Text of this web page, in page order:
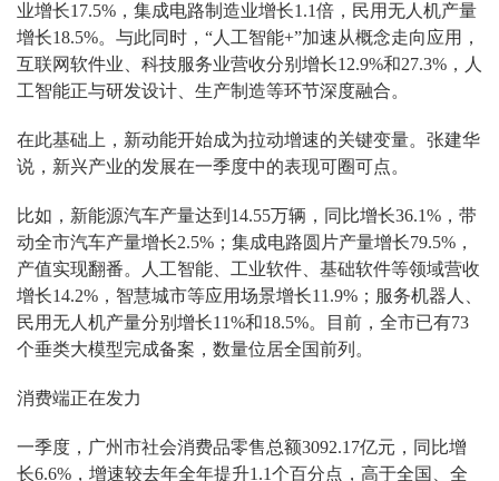
业增长17.5%，集成电路制造业增长1.1倍，民用无人机产量
增长18.5%。与此同时，“人工智能+”加速从概念走向应用，
互联网软件业、科技服务业营收分别增长12.9%和27.3%，人
工智能正与研发设计、生产制造等环节深度融合。
在此基础上，新动能开始成为拉动增速的关键变量。张建华
说，新兴产业的发展在一季度中的表现可圈可点。
比如，新能源汽车产量达到14.55万辆，同比增长36.1%，带
动全市汽车产量增长2.5%；集成电路圆片产量增长79.5%，
产值实现翻番。人工智能、工业软件、基础软件等领域营收
增长14.2%，智慧城市等应用场景增长11.9%；服务机器人、
民用无人机产量分别增长11%和18.5%。目前，全市已有73
个垂类大模型完成备案，数量位居全国前列。
消费端正在发力
一季度，广州市社会消费品零售总额3092.17亿元，同比增
长6.6%，增速较去年全年提升1.1个百分点，高于全国、全